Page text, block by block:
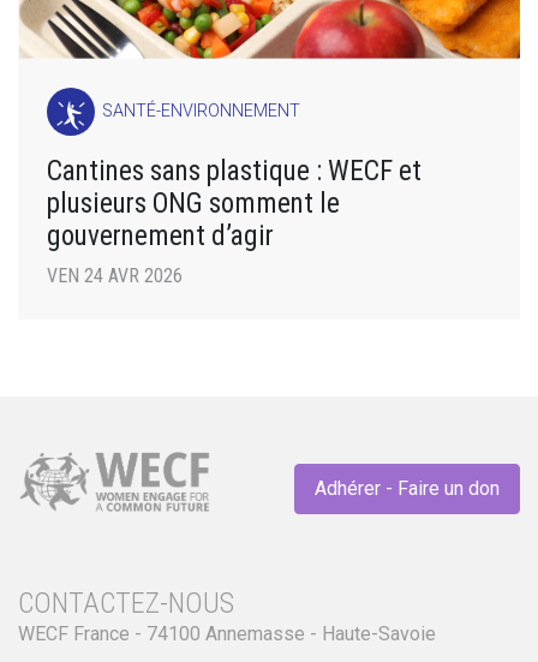
SANTÉ-ENVIRONNEMENT
Cantines sans plastique : WECF et
plusieurs ONG somment le
gouvernement d’agir
VEN 24 AVR 2026
Adhérer - Faire un don
CONTACTEZ-NOUS
WECF France - 74100 Annemasse - Haute-Savoie